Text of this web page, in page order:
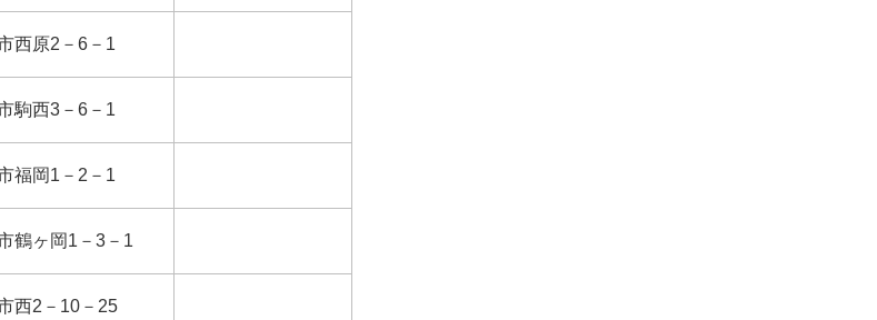
西原2－6－1
駒西3－6－1
福岡1－2－1
鶴ヶ岡1－3－1
西2－10－25